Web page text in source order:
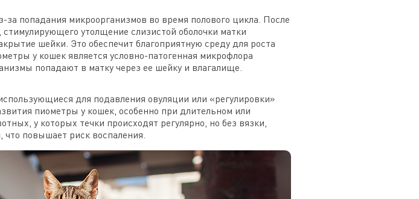
попадания микроорганизмов во время полового цикла. После
утолщение слизистой оболочки матки
шейки. Это обеспечит благоприятную среду для роста
у кошек является условно-патогенная микрофлора
попадают в матку через ее шейку и влагалище.
для подавления овуляции или «регулировки»
пиометры у кошек, особенно при длительном или
у которых течки происходят регулярно, но без вязки,
повышает риск воспаления.